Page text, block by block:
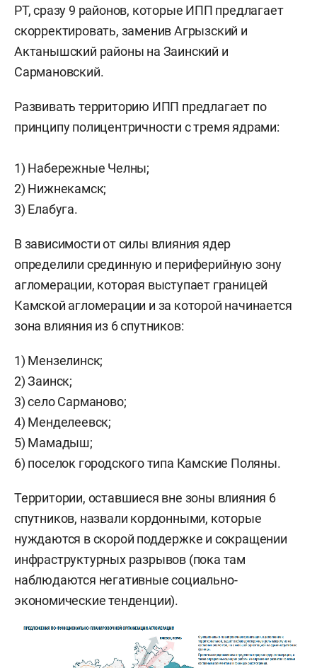
РТ, сразу 9 районов, которые ИПП предлагает
скорректировать, заменив Агрызский и
Актанышский районы на Заинский и
Сармановский.
Развивать территорию ИПП предлагает по
принципу полицентричности с тремя ядрами:
1) Набережные Челны;
2) Нижнекамск;
3) Елабуга.
В зависимости от силы влияния ядер
определили срединную и периферийную зону
агломерации, которая выступает границей
Камской агломерации и за которой начинается
зона влияния из 6 спутников:
1) Мензелинск;
2) Заинск;
3) село Сарманово;
4) Менделеевск;
5) Мамадыш;
6) поселок городского типа Камские Поляны.
Территории, оставшиеся вне зоны влияния 6
спутников, назвали кордонными, которые
нуждаются в скорой поддержке и сокращении
инфраструктурных разрывов (пока там
наблюдаются негативные социально-
экономические тенденции).